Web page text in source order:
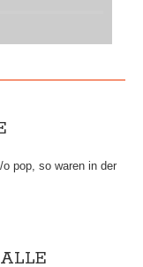
pop, so waren in der